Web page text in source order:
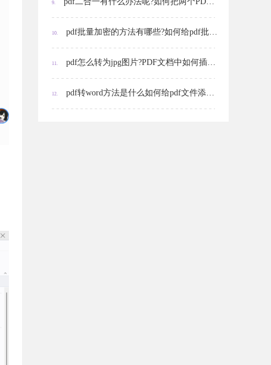
9.
10. pdf批量加密的方法有哪些?如何给pdf批量添加水印?
11. pdf怎么转为jpg图片?PDF文档中如何插入多张图片?
12. pdf转word方法是什么如何给pdf文件添加密码